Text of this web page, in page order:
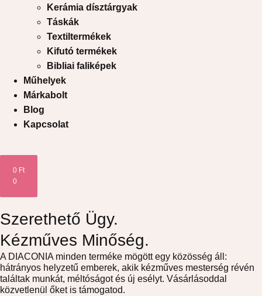
Kerámia dísztárgyak
Táskák
Textiltermékek
Kifutó termékek
Bibliai faliképek
Műhelyek
Márkabolt
Blog
Kapcsolat
0 Ft
0
Szerethető Ügy.
Kézműves Minőség.
A DIACONIA minden terméke mögött egy közösség áll:
hátrányos helyzetű emberek, akik kézműves mesterség révén
találtak munkát, méltóságot és új esélyt. Vásárlásoddal
közvetlenül őket is támogatod.